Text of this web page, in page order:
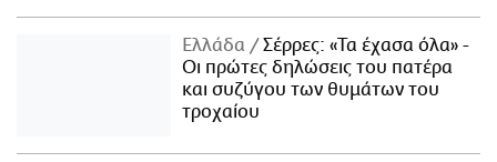
Ελλάδα
Σέρρες: «Τα έχασα όλα» -
Οι πρώτες δηλώσεις του πατέρα
και συζύγου των θυμάτων του
τροχαίου